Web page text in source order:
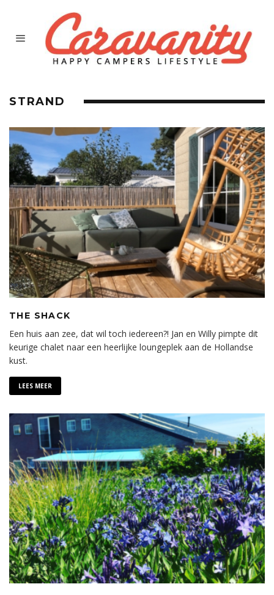
STRAND
THE SHACK
Een huis aan zee, dat wil toch iedereen?! Jan en Willy pimpte dit
keurige chalet naar een heerlijke loungeplek aan de Hollandse
kust.
LEES MEER